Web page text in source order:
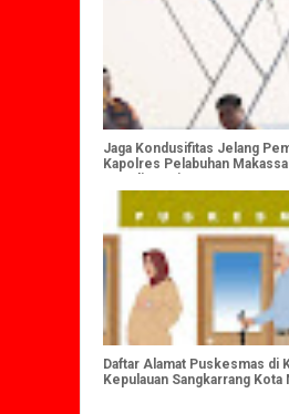
Jaga Kondusifitas Jelang
Kapolres Pelabuhan
Patroli Perairan
Daftar Alamat Puskesmas di
Kepulauan Sangkarrang Kota